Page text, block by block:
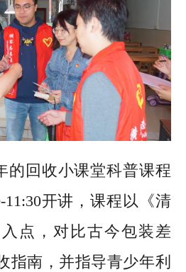
的回收小课堂科普课程
11:30开讲，课程以《清
点，对比古今包装差
指南，并指导青少年利